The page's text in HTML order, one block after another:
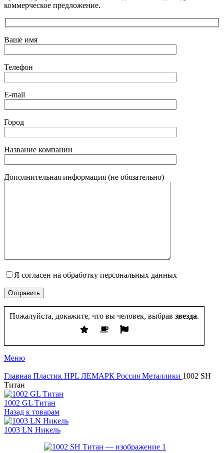
коммерческое предложение.
Ваше имя
Телефон
E-mail
Город
Название компании
Дополнительная информация (не обязательно)
Я согласен на обработку персональных данных
Пожалуйста, докажите, что вы человек, выбрав звезда.
Меню
Главная Пластик HPL ЛЕМАРК Россия Металлики 1002 SH
Титан
1002 GL Титан
Назад к товарам
1003 LN Никель